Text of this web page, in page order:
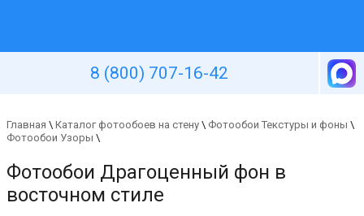
8 (800) 707-16-42
Главная \ Каталог фотообоев на стену \ Фотообои Текстуры и фоны \
Фотообои Узоры \
Фотообои Драгоценный фон в
восточном стиле